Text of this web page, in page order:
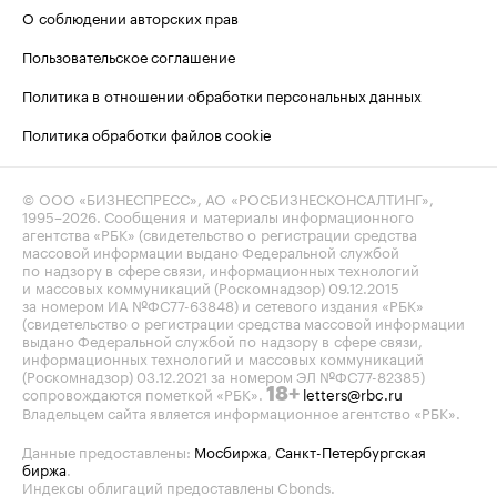
О соблюдении авторских прав
Пользовательское соглашение
Политика в отношении обработки персональных данных
Политика обработки файлов cookie
© ООО «БИЗНЕСПРЕСС», АО «РОСБИЗНЕСКОНСАЛТИНГ»,
1995–2026 . Сообщения и материалы информационного
агентства «РБК» (свидетельство о регистрации средства
массовой информации выдано Федеральной службой
по надзору в сфере связи, информационных технологий
и массовых коммуникаций (Роскомнадзор) 09.12.2015
за номером ИА №ФС77-63848) и сетевого издания «РБК»
(свидетельство о регистрации средства массовой информации
выдано Федеральной службой по надзору в сфере связи,
информационных технологий и массовых коммуникаций
(Роскомнадзор) 03.12.2021 за номером ЭЛ №ФС77-82385)
сопровождаются пометкой «РБК». 18+ letters@rbc.ru
Владельцем сайта является информационное агентство «РБК».
Данные предоставлены: Мосбиржа Санкт-Петербургская
биржа
Индексы облигаций предоставлены Cbonds.